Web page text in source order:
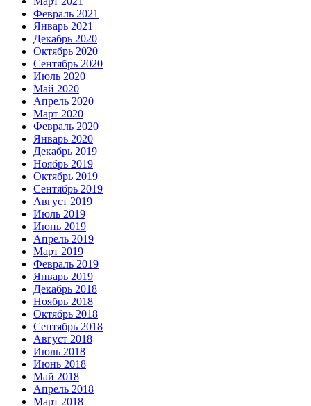
Февраль 2021
Январь 2021
Декабрь 2020
Октябрь 2020
Сентябрь 2020
Июль 2020
Май 2020
Апрель 2020
Март 2020
Февраль 2020
Январь 2020
Декабрь 2019
Ноябрь 2019
Октябрь 2019
Сентябрь 2019
Август 2019
Июль 2019
Июнь 2019
Апрель 2019
Март 2019
Февраль 2019
Январь 2019
Декабрь 2018
Ноябрь 2018
Октябрь 2018
Сентябрь 2018
Август 2018
Июль 2018
Июнь 2018
Май 2018
Апрель 2018
Март 2018